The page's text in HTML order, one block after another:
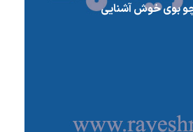
بوی خوش آشنایی